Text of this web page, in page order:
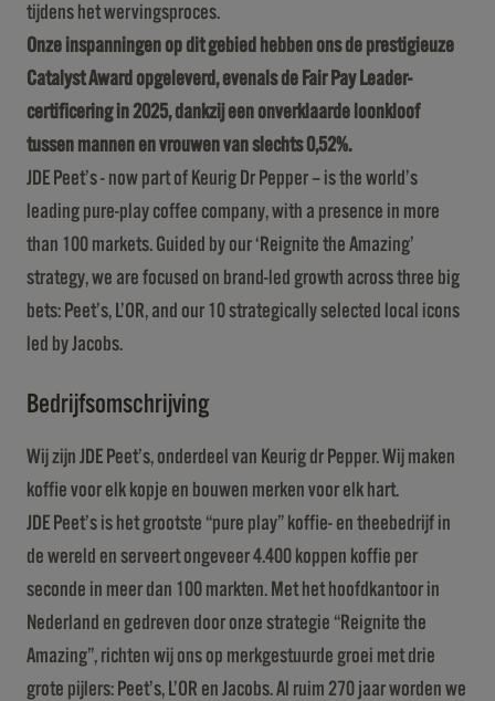
tijdens het wervingsproces.
Onze inspanningen op dit gebied hebben ons de prestigieuze
Catalyst Award opgeleverd, evenals de Fair Pay Leader-
certificering in 2025, dankzij een onverklaarde loonkloof
tussen mannen en vrouwen van slechts 0,52%.
JDE Peet’s - now part of Keurig Dr Pepper – is the world’s
leading pure-play coffee company, with a presence in more
than 100 markets. Guided by our ‘Reignite the Amazing’
strategy, we are focused on brand-led growth across three big
bets: Peet’s, L’OR, and our 10 strategically selected local icons
led by Jacobs.
Bedrijfsomschrijving
Wij zijn JDE Peet’s, onderdeel van Keurig dr Pepper. Wij maken
koffie voor elk kopje en bouwen merken voor elk hart.
JDE Peet’s is het grootste “pure play” koffie- en theebedrijf in
de wereld en serveert ongeveer 4.400 koppen koffie per
seconde in meer dan 100 markten. Met het hoofdkantoor in
Nederland en gedreven door onze strategie “Reignite the
Amazing”, richten wij ons op merkgestuurde groei met drie
grote pijlers: Peet’s, L’OR en Jacobs. Al ruim 270 jaar worden we